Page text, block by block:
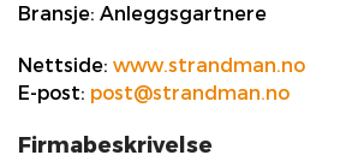
Bransje: Anleggsgartnere
Nettside: www.strandman.no
E-post: post@strandman.no
Firmabeskrivelse